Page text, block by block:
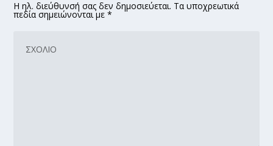
Η ηλ. διεύθυνσή σας δεν δημοσιεύεται. Τα υποχρεωτικά
πεδία σημειώνονται με *